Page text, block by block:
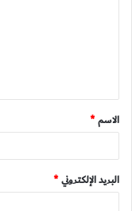
ق
*
الاسم*
البريد الإلكتروني*